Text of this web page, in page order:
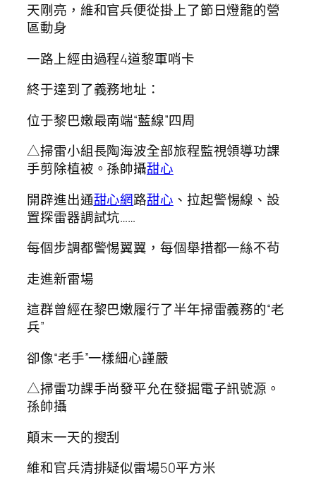
天剛亮，維和官兵便從掛上了節日燈籠的營
區動身
一路上經由過程4道黎軍哨卡
終于達到了義務地址：
位于黎巴嫩最南端“藍線”四周
△掃雷小組長陶海波全部旅程監視領導功課
手剪除植被。孫帥攝甜心
開辟進出通甜心網路甜心 、拉起警惕線、設
置探雷器調試坑……
每個步調都警惕翼翼，每個舉措都一絲不茍
走進新雷場
這群曾經在黎巴嫩履行了半年掃雷義務的“老
兵”
卻像“老手”一樣細心謹嚴
△掃雷功課手尚發平允在發掘電子訊號源。
孫帥攝
顛末一天的搜刮
維和官兵清排疑似雷場50平方米